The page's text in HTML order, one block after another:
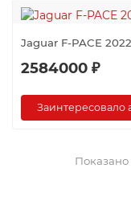
Jaguar F-PACE 2022
2584000 ₽
Заинтересовало
Показано